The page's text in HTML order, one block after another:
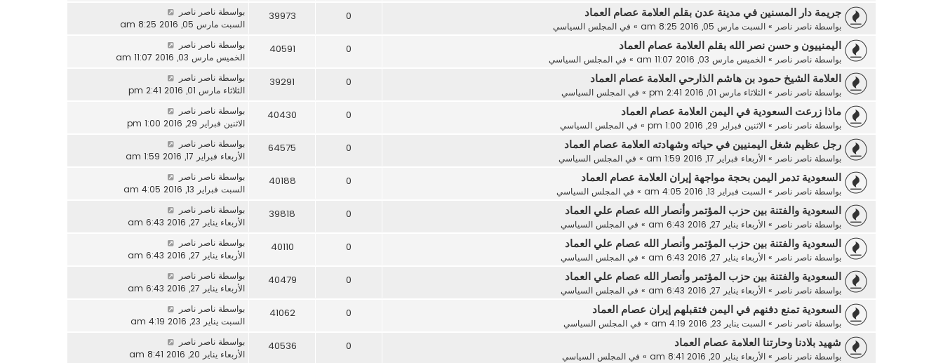
جريمة دار المسنين في مدينة عدن بقلم العلامة عصام العماد
بواسطة ناصر ناصر » السبت مارس 05, 2016 8:25 am » في المجلس السياسي
0
39973 بواسطة ناصر ناصر
السبت مارس 05, 2016 8:25 am
اليمنييون و حسن نصر الله بقلم العلامة عصام العماد
بواسطة ناصر ناصر » الخميس مارس 03, 2016 11:07 am » في المجلس السياسي
0
40591 بواسطة ناصر ناصر
الخميس مارس 03, 2016 11:07 am
العلامة الشيخ حمود بن هاشم الذارحي العلامة عصام العماد
بواسطة ناصر ناصر » الثلاثاء مارس 01, 2016 2:41 pm » في المجلس السياسي
0
39291 بواسطة ناصر ناصر
الثلاثاء مارس 01, 2016 2:41 pm
ماذا زرعت السعودية في اليمن العلامة عصام العماد
بواسطة ناصر ناصر » الاثنين فبراير 29, 2016 1:00 pm » في المجلس السياسي
0
40430 بواسطة ناصر ناصر
الاثنين فبراير 29, 2016 1:00 pm
رجل عظيم شغل اليمنيين في حياته وشهادته العلامة عصام العماد
بواسطة ناصر ناصر » الأربعاء فبراير 17, 2016 1:59 am » في المجلس السياسي
0
64575 بواسطة ناصر ناصر
الأربعاء فبراير 17, 2016 1:59 am
السعودية تدمر اليمن بحجة مواجهة إيران العلامة عصام العماد
بواسطة ناصر ناصر » السبت فبراير 13, 2016 4:05 am » في المجلس السياسي
0
40188 بواسطة ناصر ناصر
السبت فبراير 13, 2016 4:05 am
السعودية والفتنة بين حزب المؤتمر وأنصار الله عصام علي العماد
بواسطة ناصر ناصر » الأربعاء يناير 27, 2016 6:43 am » في المجلس السياسي
0
39818 بواسطة ناصر ناصر
الأربعاء يناير 27, 2016 6:43 am
السعودية والفتنة بين حزب المؤتمر وأنصار الله عصام علي العماد
بواسطة ناصر ناصر » الأربعاء يناير 27, 2016 6:43 am » في المجلس السياسي
0
40110 بواسطة ناصر ناصر
الأربعاء يناير 27, 2016 6:43 am
السعودية والفتنة بين حزب المؤتمر وأنصار الله عصام علي العماد
بواسطة ناصر ناصر » الأربعاء يناير 27, 2016 6:43 am » في المجلس السياسي
0
40479 بواسطة ناصر ناصر
الأربعاء يناير 27, 2016 6:43 am
السعودية تمنع دفنهم في اليمن فتقبلهم إيران عصام العماد
بواسطة ناصر ناصر » السبت يناير 23, 2016 4:19 am » في المجلس السياسي
0
41062 بواسطة ناصر ناصر
السبت يناير 23, 2016 4:19 am
شهيد بلادنا وحارتنا العلامة عصام العماد
بواسطة ناصر ناصر » الأربعاء يناير 20, 2016 8:41 am » في المجلس السياسي
0
40536 بواسطة ناصر ناصر
الأربعاء يناير 20, 2016 8:41 am